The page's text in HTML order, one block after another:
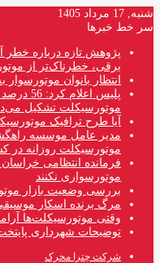
شنبه, 17 مرداد 1405
سر خط خبرها
پژوهش تازه درباره خطر
برقی، خطرناک‌تر از
انتظار بانوان
پلیس
موتورسیکلت تشکیل
آیا طرح ترافیک
مدیر عامل موسسه راهگشا
موتورسیکلت روزانه در
فرمانده انتظامی
موتورسواری نکنند
بررسی وضعیت بازار
مرگ برنده اسکار
وقتی موتورسیکلت‌ها
توضیحات شهرداری
شرکت چترا محرک